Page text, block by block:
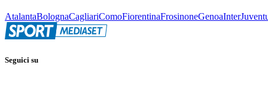
AtalantaBolognaCagliariComoFiorentinaFrosinoneGenoaInter
Seguici su